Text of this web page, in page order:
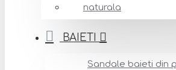
naturala
BAIETI
Sandale baieti din